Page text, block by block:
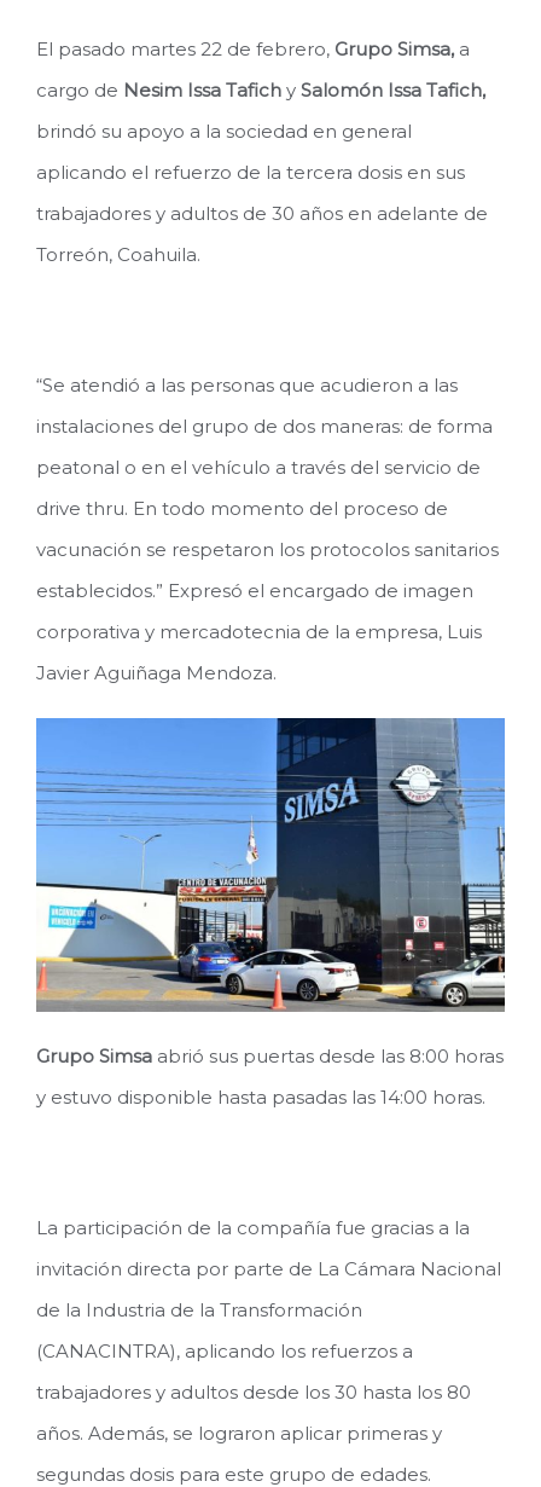
El pasado martes 22 de febrero, Grupo Simsa, a
cargo de Nesim Issa Tafich y Salomón Issa Tafich,
brindó su apoyo a la sociedad en general
aplicando el refuerzo de la tercera dosis en sus
trabajadores y adultos de 30 años en adelante de
Torreón, Coahuila.
“Se atendió a las personas que acudieron a las
instalaciones del grupo de dos maneras: de forma
peatonal o en el vehículo a través del servicio de
drive thru. En todo momento del proceso de
vacunación se respetaron los protocolos sanitarios
establecidos.” Expresó el encargado de imagen
corporativa y mercadotecnia de la empresa, Luis
Javier Aguiñaga Mendoza.
Grupo Simsa abrió sus puertas desde las 8:00 horas
y estuvo disponible hasta pasadas las 14:00 horas.
La participación de la compañía fue gracias a la
invitación directa por parte de La Cámara Nacional
de la Industria de la Transformación
(CANACINTRA), aplicando los refuerzos a
trabajadores y adultos desde los 30 hasta los 80
años. Además, se lograron aplicar primeras y
segundas dosis para este grupo de edades.